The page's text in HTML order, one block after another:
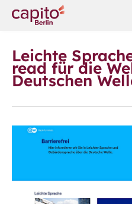
Leichte
read für die
Deutschen